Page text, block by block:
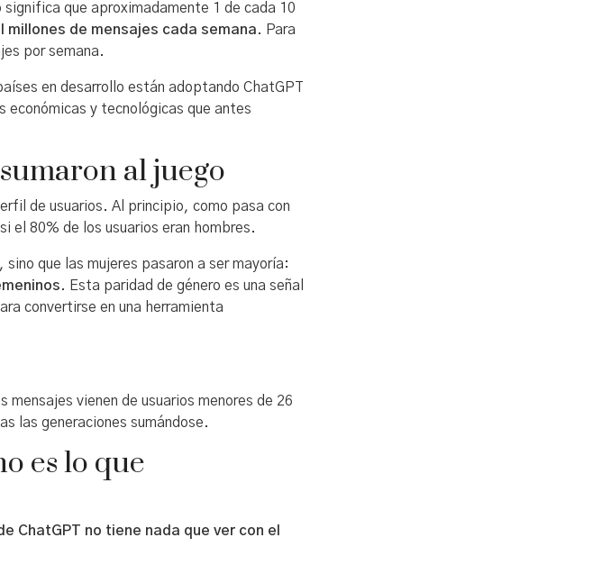
que aproximadamente 1 de cada 10
millones de mensajes cada semana. Para
por semana.
en desarrollo están adoptando ChatGPT
económicas y tecnológicas que antes
al juego
de usuarios. Al principio, como pasa con
el 80% de los usuarios eran hombres.
que las mujeres pasaron a ser mayoría:
. Esta paridad de género es una señal
convertirse en una herramienta
vienen de usuarios menores de 26
las generaciones sumándose.
es lo que
ChatGPT no tiene nada que ver con el